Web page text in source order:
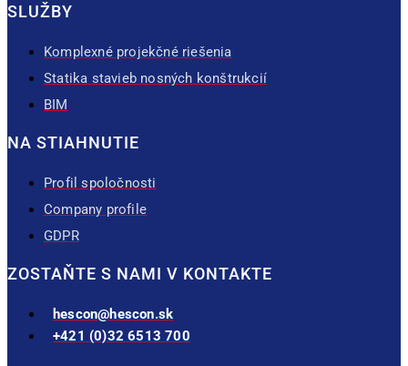
SLUŽBY
Komplexné projekčné riešenia
Statika stavieb nosných konštrukcií
BIM
NA STIAHNUTIE
Profil spoločnosti
Company profile
GDPR
ZOSTAŇTE S NAMI V KONTAKTE
hescon@hescon.sk
+421 (0)32 6513 700